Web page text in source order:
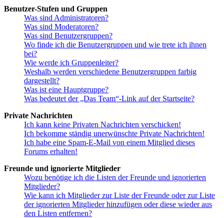
Benutzer-Stufen und Gruppen
Was sind Administratoren?
Was sind Moderatoren?
Was sind Benutzergruppen?
Wo finde ich die Benutzergruppen und wie trete ich ihnen
bei?
Wie werde ich Gruppenleiter?
Weshalb werden verschiedene Benutzergruppen farbig
dargestellt?
Was ist eine Hauptgruppe?
Was bedeutet der „Das Team“-Link auf der Startseite?
Private Nachrichten
Ich kann keine Privaten Nachrichten verschicken!
Ich bekomme ständig unerwünschte Private Nachrichten!
Ich habe eine Spam-E-Mail von einem Mitglied dieses
Forums erhalten!
Freunde und ignorierte Mitglieder
Wozu benötige ich die Listen der Freunde und ignorierten
Mitglieder?
Wie kann ich Mitglieder zur Liste der Freunde oder zur Liste
der ignorierten Mitglieder hinzufügen oder diese wieder aus
den Listen entfernen?